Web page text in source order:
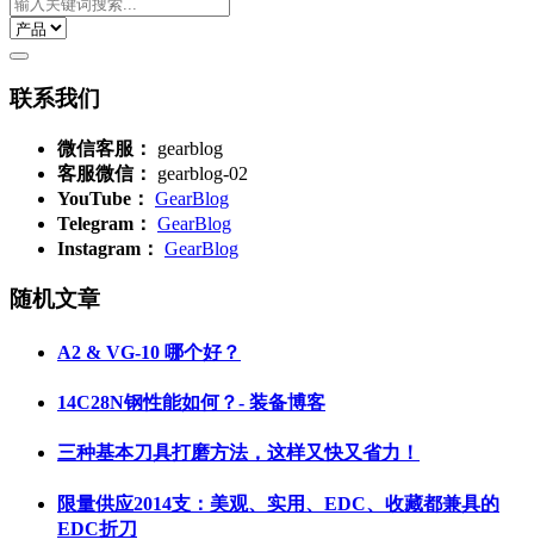
联系我们
微信客服：
gearblog
客服微信：
gearblog-02
YouTube： GearBlog
Telegram： GearBlog
Instagram： GearBlog
随机文章
A2 & VG-10 哪个好？
14C28N钢性能如何？- 装备博客
三种基本刀具打磨方法，这样又快又省力！
限量供应2014支：美观、实用、EDC、收藏都兼具的
EDC折刀